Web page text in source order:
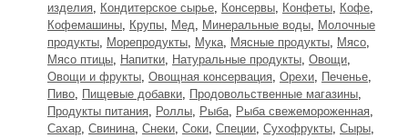
изделия, Кондитерское сырье, Консервы, Конфеты, Кофе,
Кофемашины, Крупы, Мед, Минеральные воды, Молочные
продукты, Морепродукты, Мука, Мясные продукты, Мясо,
Мясо птицы, Напитки, Натуральные продукты, Овощи,
Овощи и фрукты, Овощная консервация, Орехи, Печенье,
Пиво, Пищевые добавки, Продовольственные магазины,
Продукты питания, Роллы, Рыба, Рыба свежемороженная,
Сахар, Свинина, Снеки, Соки, Специи, Сухофрукты, Сыры,